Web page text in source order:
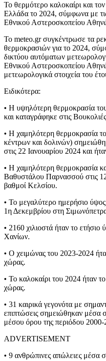
Το θερμότερο καλοκαίρι και
Ελλάδα το 2024, σύμφωνα με
Εθνικού Αστεροσκοπείου
Το meteo.gr συγκέντρωσε τα
θερμοκρασιών για το 2024,
δικτύου αυτόματων
Εθνικού Αστεροσκοπείου
μετεωρολογικά στοιχεία του
Ειδικότερα:
• Η υψηλότερη θερμοκρασία
και καταγράφηκε στις
• Η χαμηλότερη θερμοκρασία
κέντρων και δολινών)
στις 22 Ιανουαρίου 2024 και
• Η χαμηλότερη θερμοκρασία
Βαθυστάλου Παρνασσού στις
βαθμοί Κελσίου.
• Το μεγαλύτερο ημερήσιο
1η Δεκεμβρίου στη
• 2160 χιλιοστά ήταν το
Χανίων.
• Ο χειμώνας του 2023-2024
χώρας.
• Το καλοκαίρι του 2024 ήταν
χώρας.
• 31 καιρικά γεγονότα με
επιπτώσεις σημειώθηκαν μέσα
μέσου όρου της περιόδου 2000-
ADVERTISEMENT
• 9 ανθρώπινες απώλειες μέσα